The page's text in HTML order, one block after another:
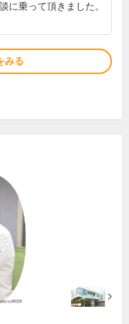
に乗って頂きました。
みる